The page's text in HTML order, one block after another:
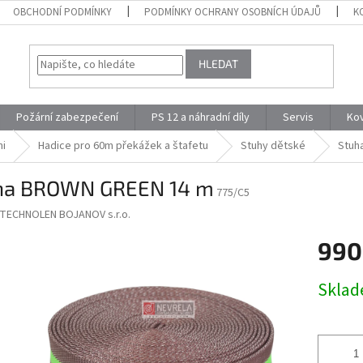
OBCHODNÍ PODMÍNKY PODMÍNKY OCHRANY OSOBNÍCH ÚDAJŮ
HLEDAT
Požární zabezpečení PS 12 a náhradní díly Servis
Hadice pro 60m překážek a štafetu Stuhy dětské
BROWN GREEN 14 m 775/C5
TECHNOLEN BOJANOV s.r.o.
cena: